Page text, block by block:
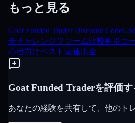
もっと見る
Goat Funded Trader Discount Code
全チャレンジファーム比較割引コ
心者向けベスト 最速出金
Goat Funded Traderを評価す
あなたの経験を共有して、他のト